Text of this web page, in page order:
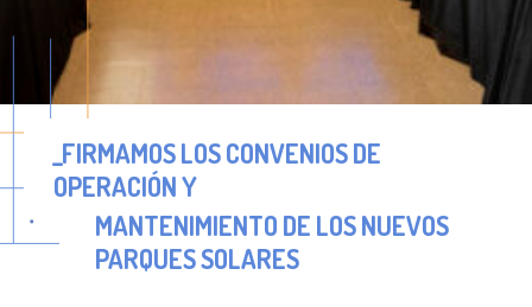
_FIRMAMOS LOS CONVENIOS DE
OPERACIÓN Y
MANTENIMIENTO DE LOS NUEVOS
PARQUES SOLARES